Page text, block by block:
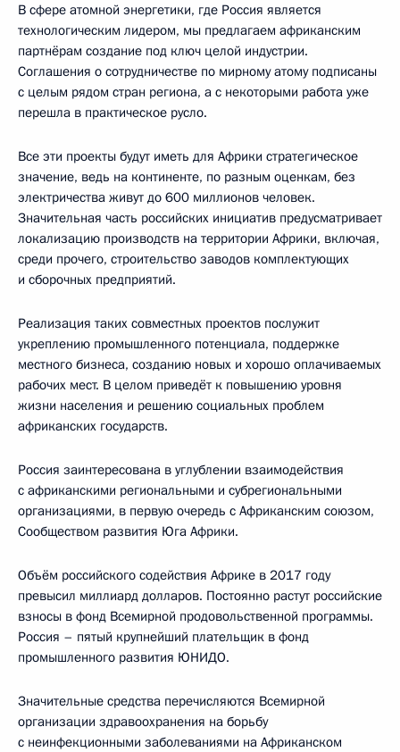
В сфере атомной энергетики, где Россия является
технологическим лидером, мы предлагаем африканским
партнёрам создание под ключ целой индустрии.
Соглашения о сотрудничестве по мирному атому подписаны
с целым рядом стран региона, а с некоторыми работа уже
перешла в практическое русло.
Все эти проекты будут иметь для Африки стратегическое
значение, ведь на континенте, по разным оценкам, без
электричества живут до 600 миллионов человек.
Значительная часть российских инициатив предусматривает
локализацию производств на территории Африки, включая,
среди прочего, строительство заводов комплектующих
и сборочных предприятий.
Реализация таких совместных проектов послужит
укреплению промышленного потенциала, поддержке
местного бизнеса, созданию новых и хорошо оплачиваемых
рабочих мест. В целом приведёт к повышению уровня
жизни населения и решению социальных проблем
африканских государств.
Россия заинтересована в углублении взаимодействия
с африканскими региональными и субрегиональными
организациями, в первую очередь с Африканским союзом,
Сообществом развития Юга Африки.
Объём российского содействия Африке в 2017 году
превысил миллиард долларов. Постоянно растут российские
взносы в фонд Всемирной продовольственной программы.
Россия – пятый крупнейший плательщик в фонд
промышленного развития ЮНИДО.
Значительные средства перечисляются Всемирной
организации здравоохранения на борьбу
с неинфекционными заболеваниями на Африканском